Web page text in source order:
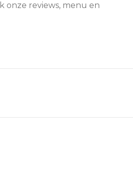
onze reviews, menu en